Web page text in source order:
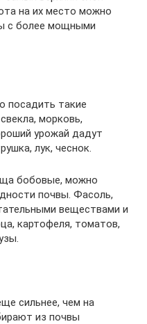
на их место можно
с более мощными
посадить такие
морковь,
урожай дадут
лук, чеснок.
бобовые, можно
почвы. Фасоль,
веществами и
картофеля, томатов,
сильнее, чем на
из почвы